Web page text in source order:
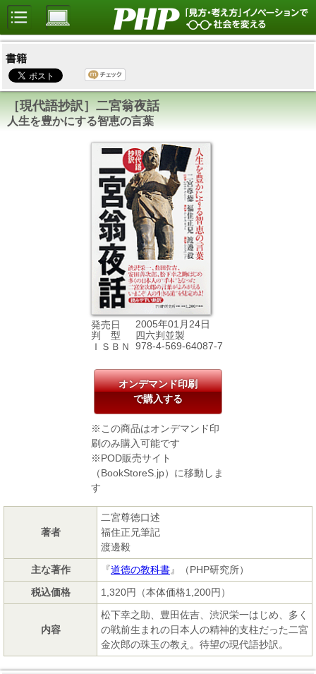
書籍
［現代語抄訳］二宮翁夜話
人生を豊かにする智恵の言葉
発売日
2005年01月24日
判 型
四六判並製
ＩＳＢＮ
978-4-569-64087-7
オンデマンド印刷
で購入する
※この商品はオンデマンド印
刷のみ購入可能です
※POD販売サイト
（BookStoreS.jp）に移動しま
す
著者
二宮尊徳口述
福住正兄筆記
渡邊毅
主な著作
『道徳の教科書』（PHP研究所）
税込価格
1,320円（本体価格1,200円）
内容
松下幸之助、豊田佐吉、渋沢栄一はじめ、多く
の戦前生まれの日本人の精神的支柱だった二宮
金次郎の珠玉の教え。待望の現代語抄訳。